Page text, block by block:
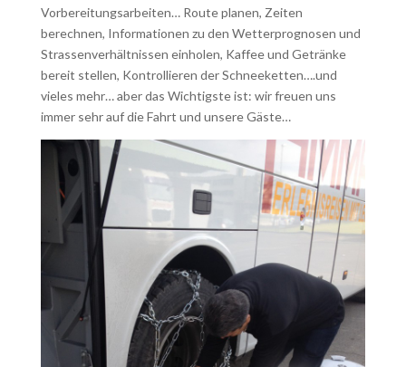
Vorbereitungsarbeiten… Route planen, Zeiten
berechnen, Informationen zu den Wetterprognosen und
Strassenverhältnissen einholen, Kaffee und Getränke
bereit stellen, Kontrollieren der Schneeketten….und
vieles mehr… aber das Wichtigste ist: wir freuen uns
immer sehr auf die Fahrt und unsere Gäste…